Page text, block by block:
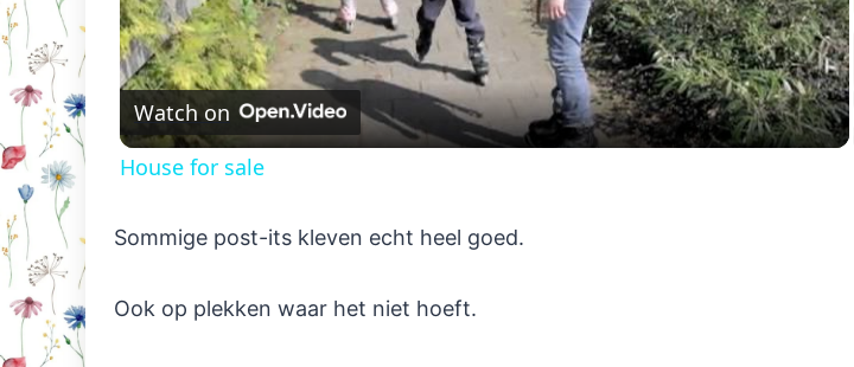
Video
Watch on
House for sale
Sommige post-its kleven echt heel goed.
Ook op plekken waar het niet hoeft.